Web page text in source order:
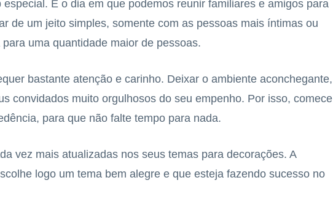
É o dia em que podemos reunir familiares e amigos para
de um jeito simples, somente com as pessoas mais íntimas ou
uma quantidade maior de pessoas.
bastante atenção e carinho. Deixar o ambiente aconchegante,
convidados muito orgulhosos do seu empenho. Por isso, comece
para que não falte tempo para nada.
vez mais atualizadas nos seus temas para decorações. A
logo um tema bem alegre e que esteja fazendo sucesso no